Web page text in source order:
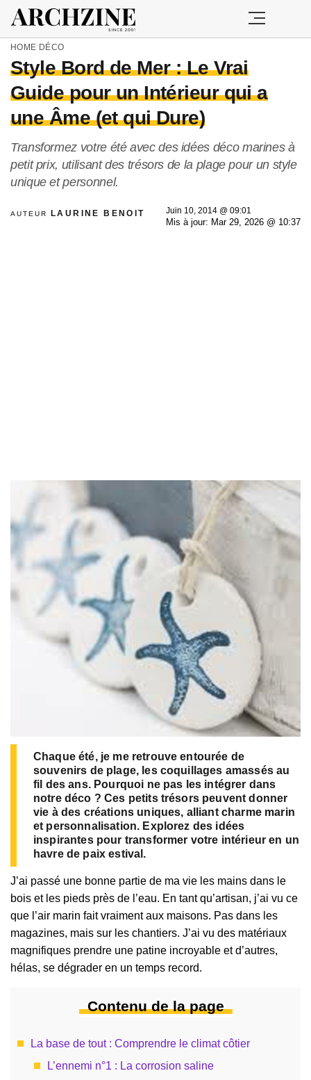
HOME DÉCO
Style Bord de Mer : Le Vrai
Guide pour un Intérieur qui a
une Âme (et qui Dure)
Transformez votre été avec des idées déco marines à
petit prix, utilisant des trésors de la plage pour un style
unique et personnel.
AUTEUR LAURINE BENOIT
Juin 10, 2014 @ 09:01
Mis à jour: Mar 29, 2026 @ 10:37
Chaque été, je me retrouve entourée de
souvenirs de plage, les coquillages amassés au
fil des ans. Pourquoi ne pas les intégrer dans
notre déco ? Ces petits trésors peuvent donner
vie à des créations uniques, alliant charme marin
et personnalisation. Explorez des idées
inspirantes pour transformer votre intérieur en un
havre de paix estival.
J’ai passé une bonne partie de ma vie les mains dans le
bois et les pieds près de l’eau. En tant qu’artisan, j’ai vu ce
que l’air marin fait vraiment aux maisons. Pas dans les
magazines, mais sur les chantiers. J’ai vu des matériaux
magnifiques prendre une patine incroyable et d’autres,
hélas, se dégrader en un temps record.
Contenu de la page
La base de tout : Comprendre le climat côtier
L’ennemi n°1 : La corrosion saline